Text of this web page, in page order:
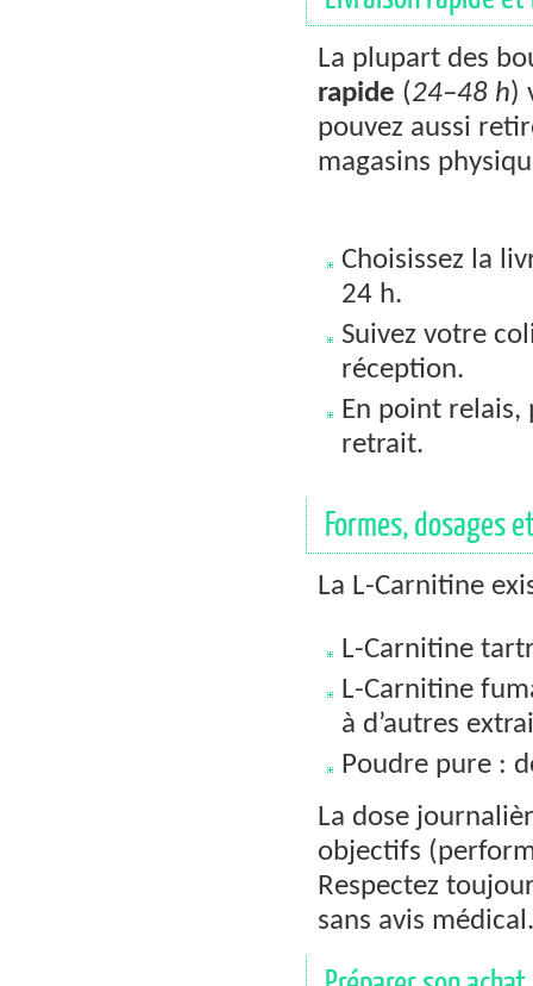
La plupart des
rapide (24–48 h)
pouvez aussi
magasins
Choisissez la
24 h.
Suivez votre
réception.
En point relais,
retrait.
Formes, dosages
La L-Carnitine
L-Carnitine
L-Carnitine
à d’autres
Poudre pure :
La dose
objectifs
Respectez
sans avis médical.